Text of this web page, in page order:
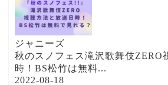
ジャニーズ
秋のスノフェス滝沢歌舞伎ZERO
時！BS松竹は無料...
2022-08-18